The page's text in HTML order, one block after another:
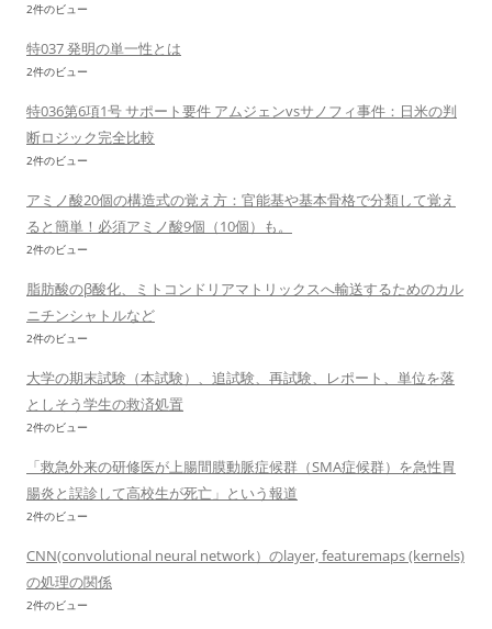
2件のビュー
特037 発明の単一性とは
2件のビュー
特036第6項1号 サポート要件 アムジェンvsサノフィ事件：日米の判
断ロジック完全比較
2件のビュー
アミノ酸20個の構造式の覚え方：官能基や基本骨格で分類して覚え
ると簡単！必須アミノ酸9個（10個）も。
2件のビュー
脂肪酸のβ酸化、ミトコンドリアマトリックスへ輸送するためのカル
ニチンシャトルなど
2件のビュー
大学の期末試験（本試験）、追試験、再試験、レポート、単位を落
としそう学生の救済処置
2件のビュー
「救急外来の研修医が上腸間膜動脈症候群（SMA症候群）を急性胃
腸炎と誤診して高校生が死亡」という報道
2件のビュー
CNN(convolutional neural network）のlayer, featuremaps (kernels)
の処理の関係
2件のビュー